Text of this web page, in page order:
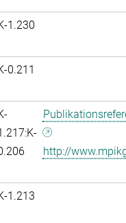
1.230
0.211
http://
1.213